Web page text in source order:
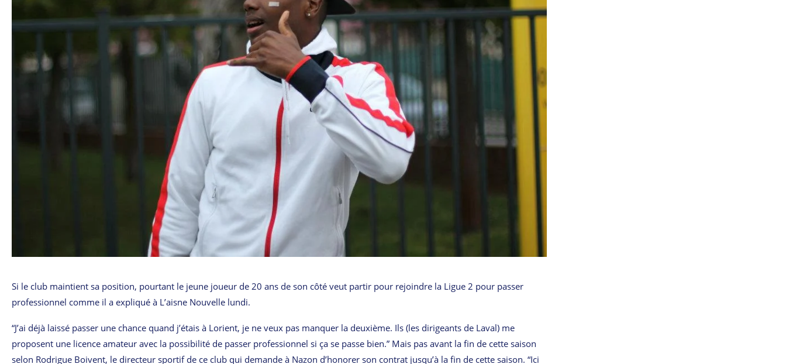
Si le club maintient sa position, pourtant le jeune joueur de 20 ans de son côté veut partir pour rejoindre la Ligue 2 pour passer
professionnel comme il a expliqué à L’aisne Nouvelle lundi.
“J’ai déjà laissé passer une chance quand j’étais à Lorient, je ne veux pas manquer la deuxième. Ils (les dirigeants de Laval) me
proposent une licence amateur avec la possibilité de passer professionnel si ça se passe bien.” Mais pas avant la fin de cette saison
selon Rodrigue Boivent, le directeur sportif de ce club qui demande à Nazon d’honorer son contrat jusqu’à la fin de cette saison. “Ici